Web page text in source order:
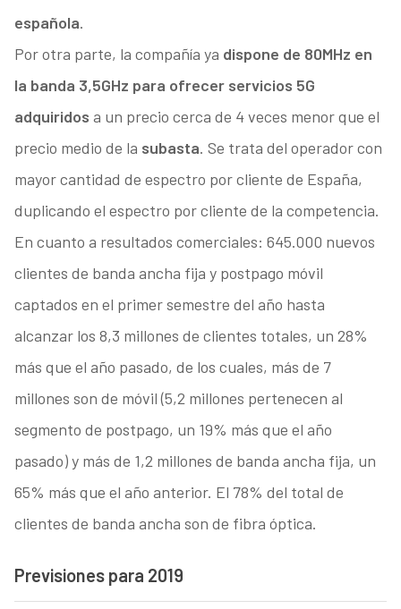
española.
Por otra parte, la compañía ya dispone de 80MHz en
la banda 3,5GHz para ofrecer servicios 5G
adquiridos a un precio cerca de 4 veces menor que el
precio medio de la subasta. Se trata del operador con
mayor cantidad de espectro por cliente de España,
duplicando el espectro por cliente de la competencia.
En cuanto a resultados comerciales: 645.000 nuevos
clientes de banda ancha fija y postpago móvil
captados en el primer semestre del año hasta
alcanzar los 8,3 millones de clientes totales, un 28%
más que el año pasado, de los cuales, más de 7
millones son de móvil (5,2 millones pertenecen al
segmento de postpago, un 19% más que el año
pasado) y más de 1,2 millones de banda ancha fija, un
65% más que el año anterior. El 78% del total de
clientes de banda ancha son de fibra óptica.
Previsiones para 2019